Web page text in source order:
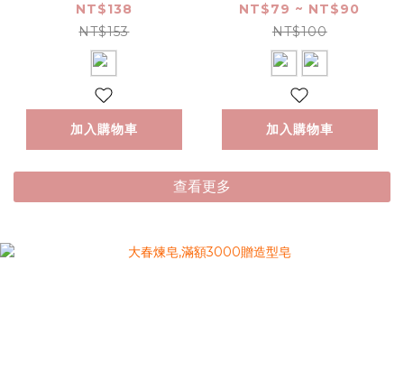
NT$138
NT$153
加入購物車
NT$79 ~ NT$90
NT$100
加入購物車
查看更多